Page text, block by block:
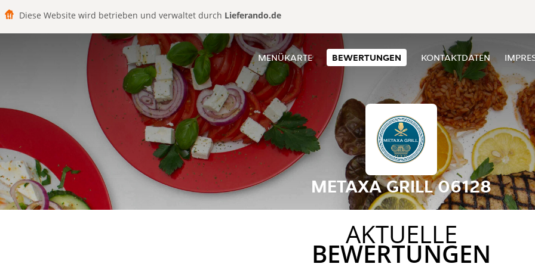
Diese Website wird betrieben und verwaltet durch Lieferando.de
MENÜKARTE BEWERTUNGEN KONTAKTDATEN
METAXA GRILL 06128
AKTUELLE
BEWERTUNGEN